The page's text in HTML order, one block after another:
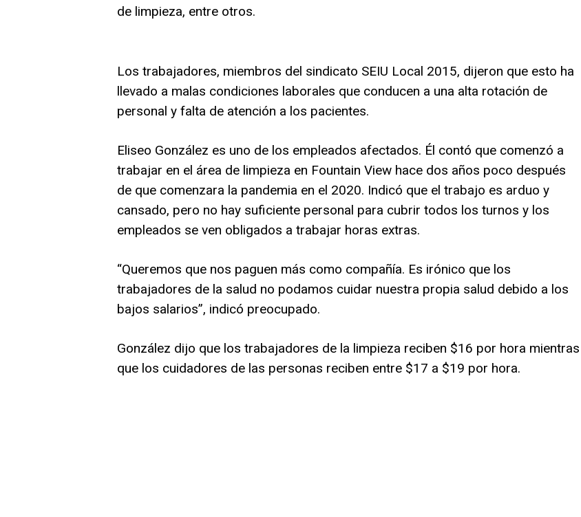
de limpieza, entre otros.
Los trabajadores, miembros del sindicato SEIU Local 2015, dijeron que esto ha
llevado a malas condiciones laborales que conducen a una alta rotación de
personal y falta de atención a los pacientes.
Eliseo González es uno de los empleados afectados. Él contó que comenzó a
trabajar en el área de limpieza en Fountain View hace dos años poco después
de que comenzara la pandemia en el 2020. Indicó que el trabajo es arduo y
cansado, pero no hay suficiente personal para cubrir todos los turnos y los
empleados se ven obligados a trabajar horas extras.
“Queremos que nos paguen más como compañía. Es irónico que los
trabajadores de la salud no podamos cuidar nuestra propia salud debido a los
bajos salarios”, indicó preocupado.
González dijo que los trabajadores de la limpieza reciben $16 por hora mientras
que los cuidadores de las personas reciben entre $17 a $19 por hora.